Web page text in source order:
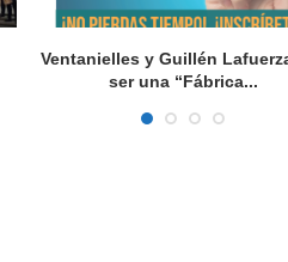
Ventanielles y Guillén
ser una “Fábrica...